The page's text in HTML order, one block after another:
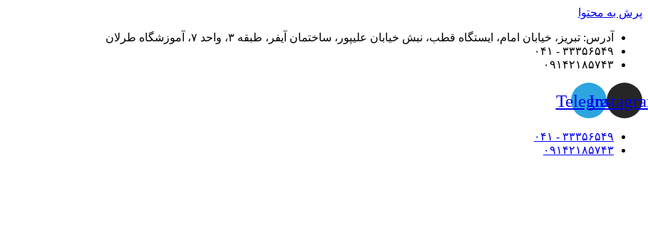
پرش به محتوا
آدرس: تبریز، خیابان امام، ایستگاه قطب، نبش خیابان علیپور، ساختمان آیفر، طبقه ۳، واحد ۷، آموزشگاه طرلان
۳۳۳۵۶۵۴۹ - ۰۴۱
۰۹۱۴۲۱۸۵۷۴۳
Telegram
۳۳۳۵۶۵۴۹ - ۰۴۱
۰۹۱۴۲۱۸۵۷۴۳